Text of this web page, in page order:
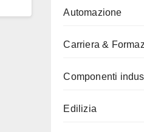
Automazione
Carriera &
Componenti
Edilizia